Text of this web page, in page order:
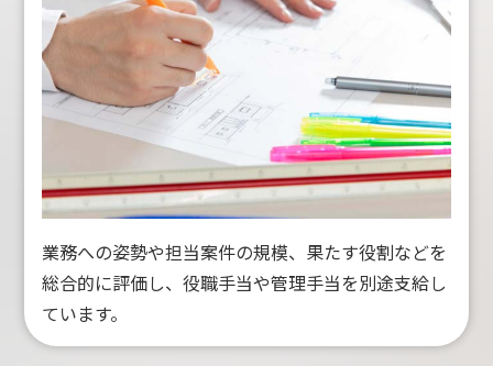
業務への姿勢や担当案件の規模、果たす役割などを
総合的に評価し、役職手当や管理手当を別途支給し
ています。